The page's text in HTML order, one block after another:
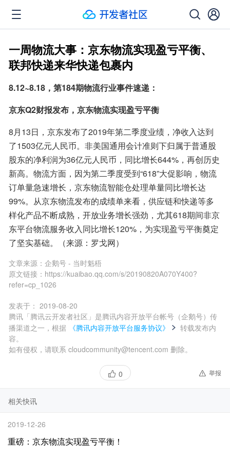
一周物流大事：京东物流实现盈亏平衡、
联邦快递来华快递包裹内
8.12~8.18，第184期物流行业事件速递：
京东Q2财报发布，京东物流实现盈亏平衡
8月13日，京东发布了2019年第二季度业绩，净收入达到
了1503亿元人民币。非美国通用会计准则下归属于普通股
股东的净利润为36亿元人民币，同比增长644%，再创历史
新高。物流方面，因为第二季度受到“618”大促影响，物流
订单量急速增长，京东物流智能仓处理单量同比增长达
99%。从京东物流发布的成绩单来看，供应链和快递等多
样化产品不断成熟，开放业务增长强劲，尤其618期间非京
东平台物流服务收入同比增长120%，为实现盈亏平衡奠定
了坚实基础。（来源：罗戈网）
文章来源： 企鹅号 - 当时魁梧
原文链接： https://kuaibao.qq.com/s/20190820A070Y400?
refer=cp_1026
发表于： 2019-08-20
腾讯「腾讯云开发者社区」是腾讯内容开放平台帐号（企鹅号）传
播渠道之一，根据
《腾讯内容开放平台服务协议》
转载发布内
容。
如有侵权，请联系 cloudcommunity@tencent.com 删除。
0 举报
相关快讯
2019-12-26
重磅：京东物流实现盈亏平衡！